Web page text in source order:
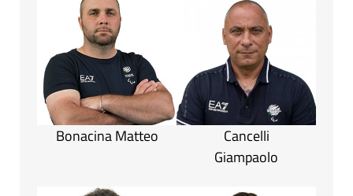
Bonacina Matteo
Cancelli
Giampaolo